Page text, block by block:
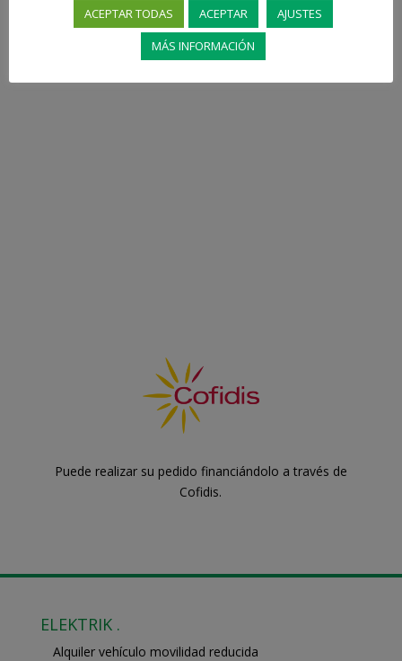
Puede realizar su pedido financiándolo a través de
Cofidis.
ELEKTRIK .
Alquiler vehículo movilidad reducida
ACEPTAR TODAS ACEPTAR
AJUSTES
MÁS INFORMACIÓN